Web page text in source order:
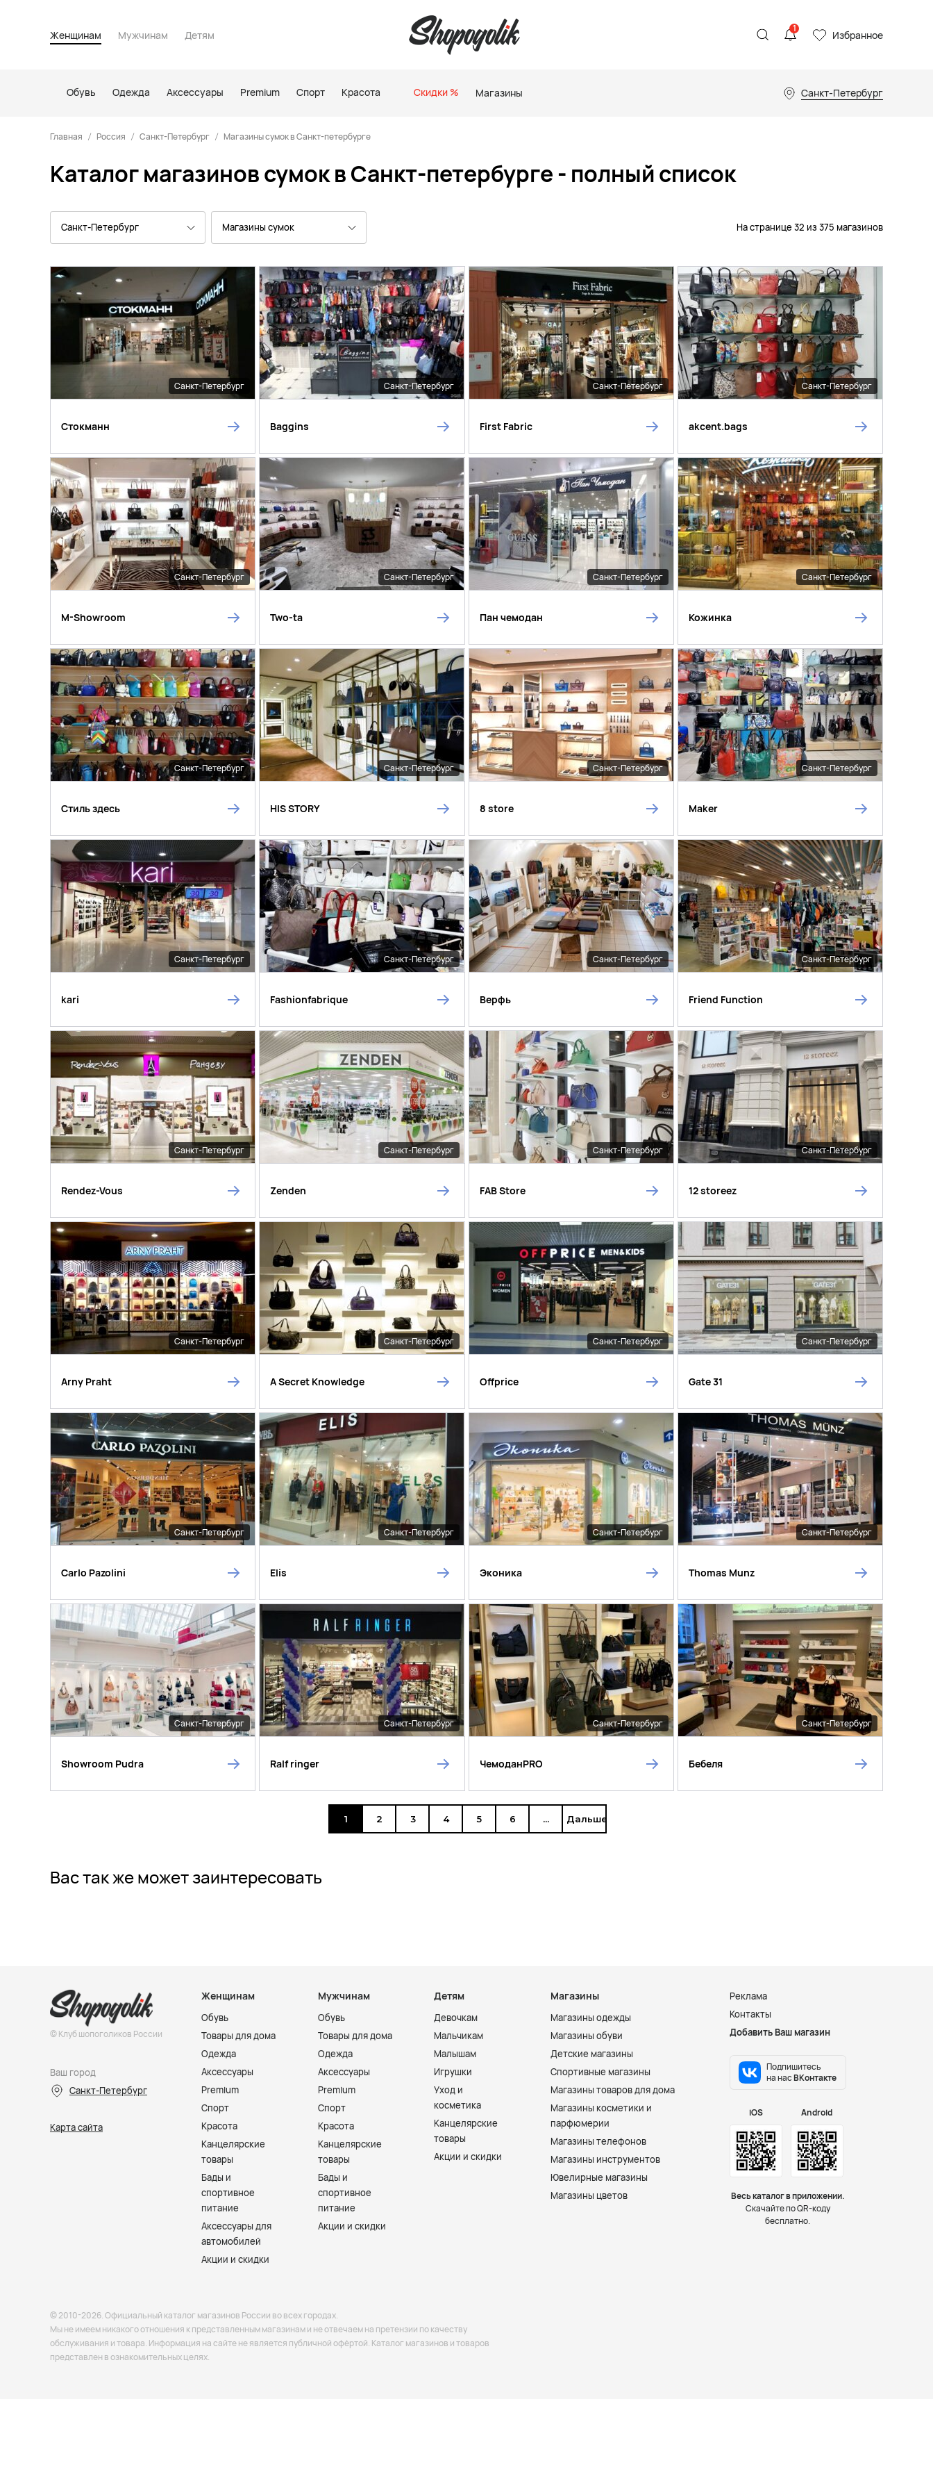
Женщинам Мужчинам Детям
1 Избранное
Обувь Одежда Аксессуары Premium Спорт Красота Скидки % Магазины Санкт-Петербург
Главная Россия Санкт-Петербург Магазины сумок в Санкт-петербурге
Каталог магазинов сумок в Санкт-петербурге - полный список
Санкт-Петербург Магазины сумок На странице 32 из 375 магазинов
Санкт-Петербург
Стокманн
Санкт-Петербург
Baggins
Санкт-Петербург
First Fabric
Санкт-Петербург
akcent.bags
Санкт-Петербург
M-Showroom
Санкт-Петербург
Two-ta
Санкт-Петербург
Пан чемодан
Санкт-Петербург
Кожинка
Санкт-Петербург
Стиль здесь
Санкт-Петербург
HIS STORY
Санкт-Петербург
8 store
Санкт-Петербург
Maker
Санкт-Петербург
kari
Санкт-Петербург
Fashionfabrique
Санкт-Петербург
Верфь
Санкт-Петербург
Friend Function
Санкт-Петербург
Rendez-Vous
Санкт-Петербург
Zenden
Санкт-Петербург
FAB Store
Санкт-Петербург
12 storeez
Санкт-Петербург
Arny Praht
Санкт-Петербург
A Secret Knowledge
Санкт-Петербург
Offprice
Санкт-Петербург
Gate 31
Санкт-Петербург
Carlo Pazolini
Санкт-Петербург
Elis
Санкт-Петербург
Эконика
Санкт-Петербург
Thomas Munz
Санкт-Петербург
Showroom Pudra
Санкт-Петербург
Ralf ringer
Санкт-Петербург
ЧемоданPRO
Санкт-Петербург
Бебеля
1 2 3 4 5 6 ... Дальше
Вас так же может заинтересовать
© Клуб шопоголиков России
Ваш город
Санкт-Петербург
Карта сайта
Женщинам
Обувь
Товары для дома
Одежда
Аксессуары
Premium
Спорт
Красота
Канцелярские
товары
Бады и
спортивное
питание
Аксессуары для
автомобилей
Акции и скидки
Мужчинам
Обувь
Товары для дома
Одежда
Аксессуары
Premium
Спорт
Красота
Канцелярские
товары
Бады и
спортивное
питание
Акции и скидки
Детям
Девочкам
Мальчикам
Малышам
Игрушки
Уход и
косметика
Канцелярские
товары
Акции и скидки
Магазины
Магазины одежды
Магазины обуви
Детские магазины
Спортивные магазины
Магазины товаров для дома
Магазины косметики и
парфюмерии
Магазины телефонов
Магазины инструментов
Ювелирные магазины
Магазины цветов
Реклама
Контакты
Добавить Ваш магазин
Подпишитесь
на насВКонтакте
iOS Android
Весь каталог в приложении.
Скачайте по QR-коду
бесплатно.
© 2010-2026. Официальный каталог магазинов России во всех городах.
Мы не имеем никакого отношения к представленным магазинам и не отвечаем на претензии по качеству
обслуживания и товара. Информация на сайте не является публичной офёртой. Каталог магазинов и товаров
представлен в ознакомительных целях.